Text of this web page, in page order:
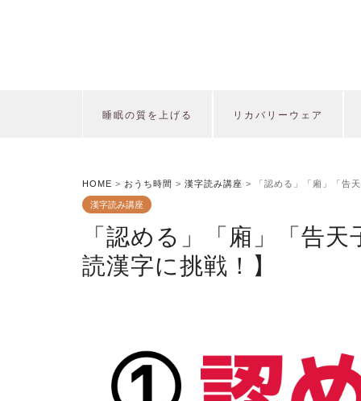
睡眠の質を上げる リカバリーウェア
HOME > おうち時間 > 漢字読み講座 > 「認める」「廂」「告
漢字読み講座
「認める」「廂」「告
読漢字に挑戦！】